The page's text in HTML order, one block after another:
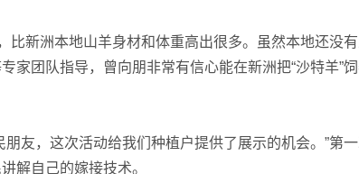
新洲本地山羊身材和体重高出很多。虽然本地还没有
家团队指导，曾向朋非常有信心能在新洲把“沙特羊”
，这次活动给我们种植户提供了展示的机会。”第
解自己的嫁接技术。